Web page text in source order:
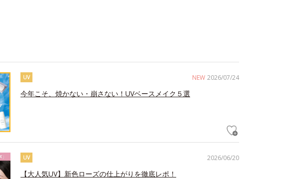
NEW 2026/07/24
UV
今年こそ、焼かない・崩さない！UVベースメイク５選
2026/06/20
UV
【大人気UV】新色ローズの仕上がりを徹底レポ！